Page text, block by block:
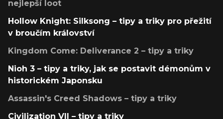
nejlepší loot
Hollow Knight: Silksong – tipy a triky pro přežití
v broučím království
Kingdom Come: Deliverance 2 – tipy a triky
Nioh 3 – tipy a triky, jak se postavit démonům v
historickém Japonsku
Assassin's Creed Shadows – tipy a triky
Civilization VII – tipy a triky